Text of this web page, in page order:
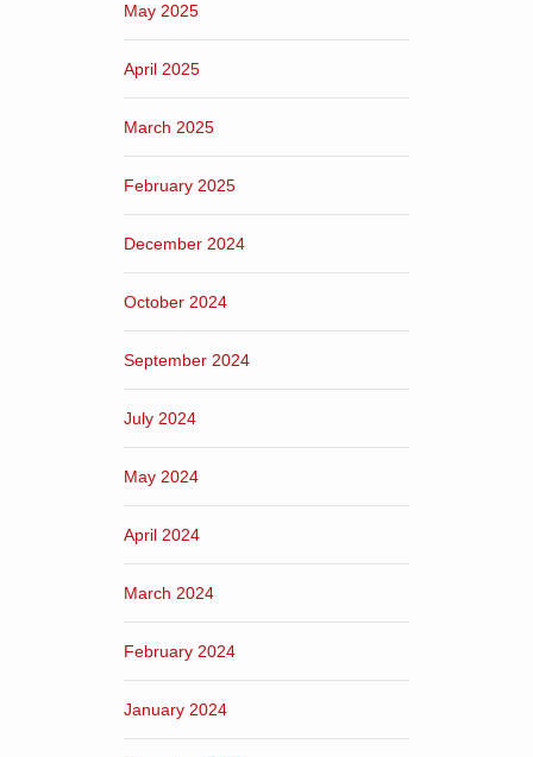
May 2025
April 2025
March 2025
February 2025
December 2024
October 2024
September 2024
July 2024
May 2024
April 2024
March 2024
February 2024
January 2024